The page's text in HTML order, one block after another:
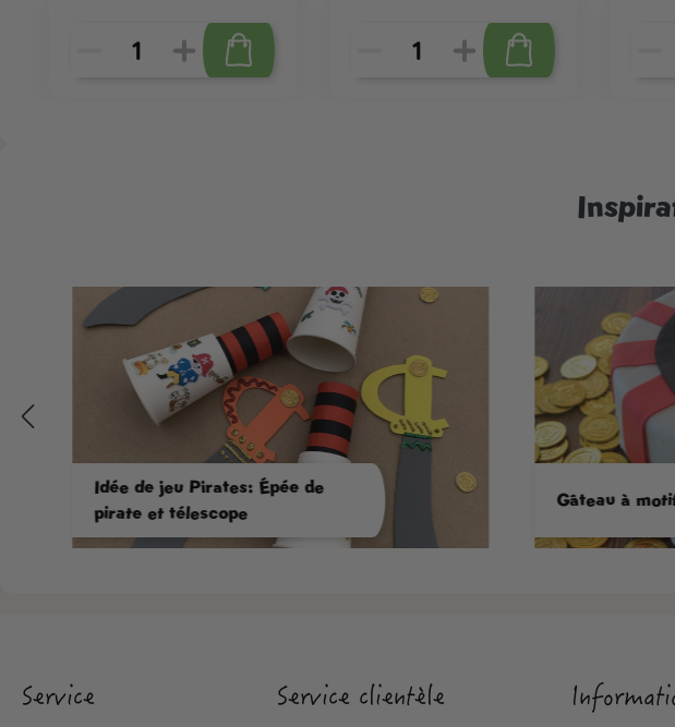
Idée de jeu Pirates: Épée de
pirate et télescope
Gâteau à
Service Service clientèle